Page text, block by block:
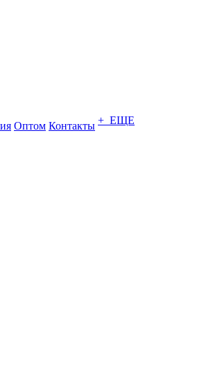
Оптом Контакты + ЕЩЕ